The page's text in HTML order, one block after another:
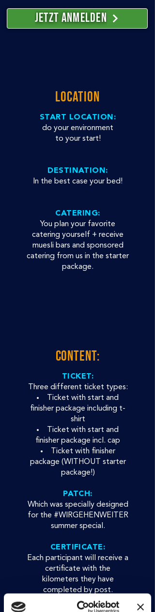
Jetzt Anmelden
LOCATION
START LOCATION:
do your environment
to your start!
DESTINATION:
In the best case your bed!
CATERING:
You plan your favorite
catering yourself + receive
muesli bars and sponsored
catering from us in the starter
package.
CONTENT:
TICKET:
Three different ticket types:
Ticket with start and
finisher package including t-
shirt
Ticket with start and
finisher package incl. cap
Ticket with finisher
package (WITHOUT starter
package!)
PATCH:
Which was specially designed
for the #WIRGEHENWEITER
summer special.
CERTIFICATE:
Each participant will receive a
certificate with the
kilometers they have
completed by post.